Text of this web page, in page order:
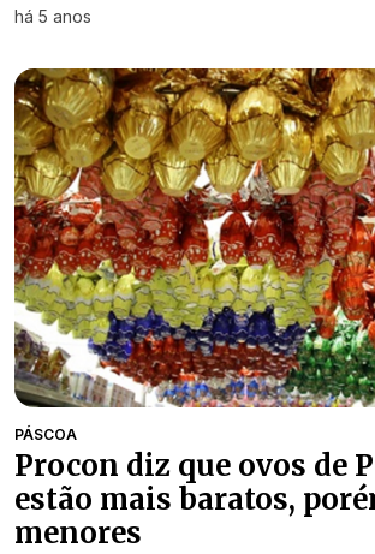
há 5 anos
PÁSCOA
Procon diz que ovos de
estão mais baratos,
menores